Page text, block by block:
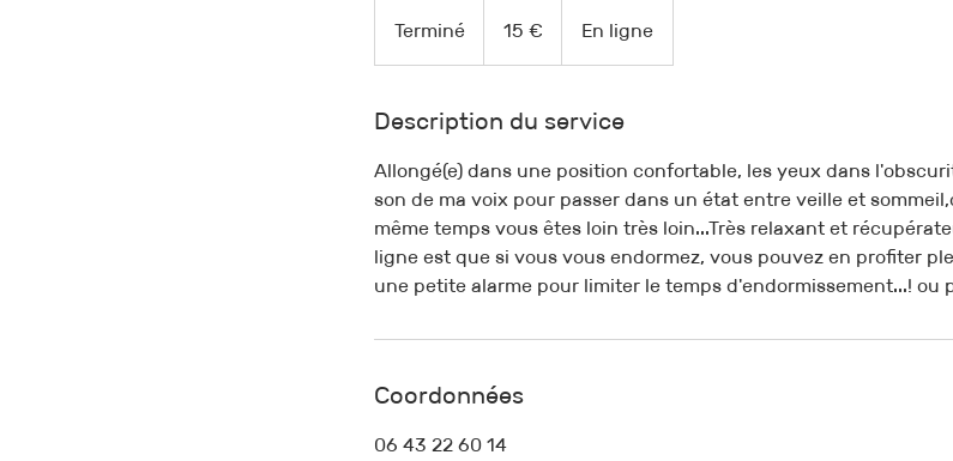
Terminé
e
m
n
é
15 € En ligne
Description du service
Allongé(e) dans une position confortable, les yeux dans
son de ma voix pour passer dans un état entre veille et
même temps vous êtes loin très loin...Très relaxant et
ligne est que si vous vous endormez, vous pouvez en profiter
une petite alarme pour limiter le temps d'endormissement...! ou
Coordonnées
06 43 22 60 14